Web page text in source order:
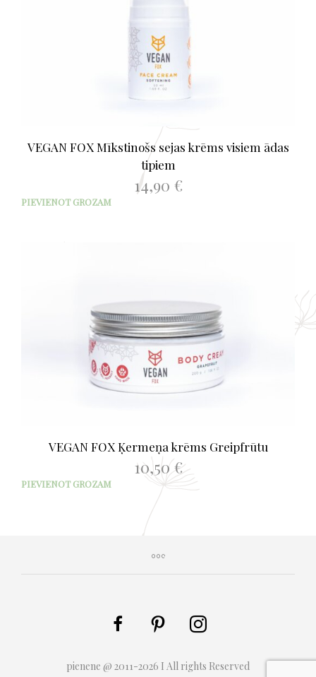
VEGAN FOX Mīkstinošs sejas krēms visiem ādas
tipiem
14,90 €
PIEVIENOT GROZAM
VEGAN FOX Ķermeņa krēms Greipfrūtu
10,50€
PIEVIENOT GROZAM
pienene @ 2011-2026 I All rights Reserved